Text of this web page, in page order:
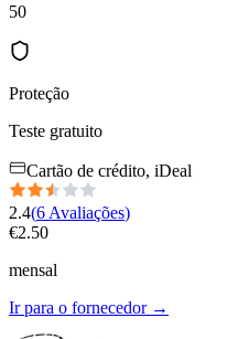
50
Proteção
Teste gratuito
Cartão de crédito, iDeal
2.4(6 Avaliações)
€2.50
mensal
Ir para o fornecedor→